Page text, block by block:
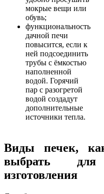
мокрые вещи или
обувь;
функциональность
дачной печи
повысится, если к
ней подсоединить
трубы с ёмкостью
наполненной
водой. Горячий
пар с разогретой
водой создадут
дополнительные
источники тепла.
Виды печек,
выбрать для
изготовления